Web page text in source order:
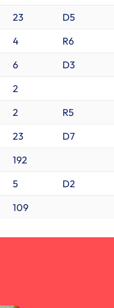
23 D5
4 R6
6 D3
2
2 R5
23 D7
192
5 D2
109